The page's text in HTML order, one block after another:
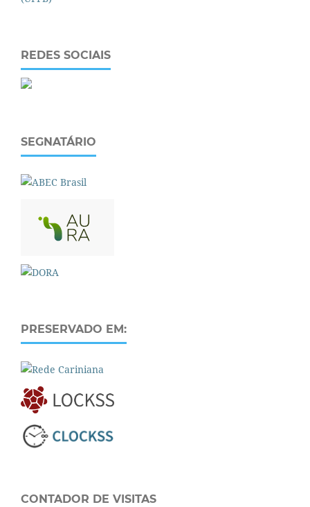
REDES SOCIAIS
SEGNATÁRIO
PRESERVADO EM:
CONTADOR DE VISITAS